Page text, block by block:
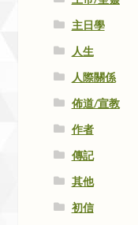
主日學
人生
人際關係
佈道/宣教
作者
傳記
其他
初信